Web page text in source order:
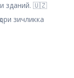
зданий. 🇺🇿
зичликка